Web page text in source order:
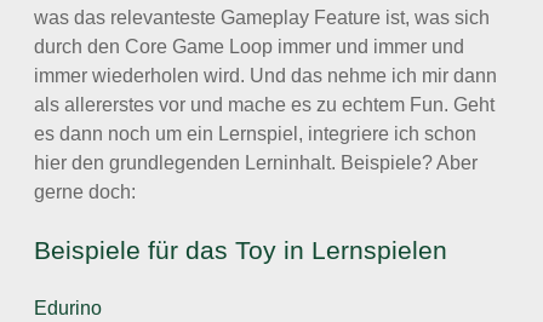
was das relevanteste Gameplay Feature ist, was sich
durch den Core Game Loop immer und immer und
immer wiederholen wird. Und das nehme ich mir dann
als allererstes vor und mache es zu echtem Fun. Geht
es dann noch um ein Lernspiel, integriere ich schon
hier den grundlegenden Lerninhalt. Beispiele? Aber
gerne doch:
Beispiele für das Toy in Lernspielen
Edurino